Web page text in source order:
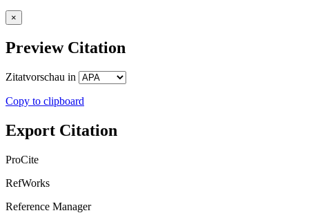
×
Preview Citation
Zitatvorschau in
Copy to clipboard
Export Citation
ProCite
RefWorks
Reference Manager